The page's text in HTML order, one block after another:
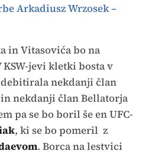
Arkadiusz Wrzosek –
in Vitasovića bo na
jevi kletki bosta v
nekdanji član
in nekdanji član Bellatorja
pa se bo boril še en UFC-
, ki se bo pomeril z
. Borca na lestvici